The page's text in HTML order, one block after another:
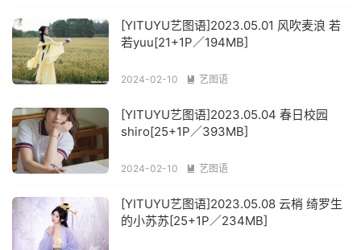
[YITUYU艺图语]2023.05.01 风吹麦浪 若
若yuu[21+1P／194MB]
2024-02-10  艺图语
[YITUYU艺图语]2023.05.04 春日校园
shiro[25+1P／393MB]
2024-02-10  艺图语
[YITUYU艺图语]2023.05.08 云梢 绮罗生
的小苏苏[25+1P／234MB]